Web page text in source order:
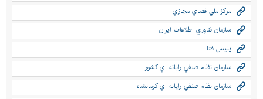
مركز ملي فضاي مجازي
سازمان فناوري اطلاعات ايران
پليس فتا
سازمان نظام صنفي رايانه اي كشور
سازمان نظام صنفي رایانه اي كرمانشاه